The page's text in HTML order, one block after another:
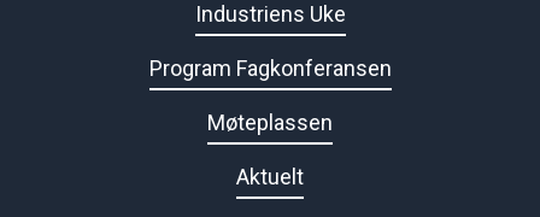
Industriens Uke
Program Fagkonferansen
Møteplassen
Aktuelt